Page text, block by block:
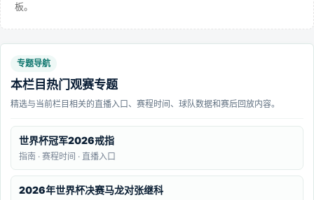
板。
专题导航
本栏目热门观赛专题
精选与当前栏目相关的直播入口、赛程时间、球队数据和赛后回放内容。
世界杯冠军2026戒指
指南 · 赛程时间 · 直播入口
2026年世界杯决赛马龙对张继科